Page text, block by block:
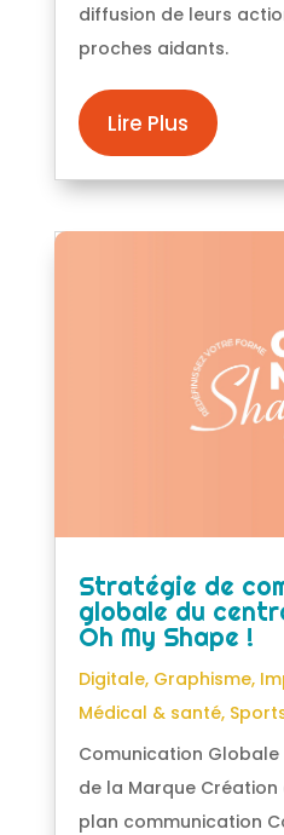
diffusion de leurs
proches aidants.
Lire Plus
Stratégie de
globale du
Oh My Shape !
Digitale, Graphisme,
Médical & santé,
Comunication
de la Marque
plan communication